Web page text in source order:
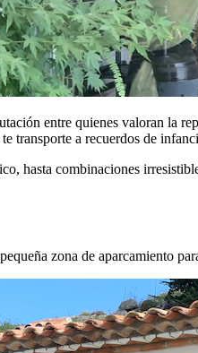
entre quienes valoran la
transporte a recuerdos de
hasta combinaciones
zona de aparcamiento